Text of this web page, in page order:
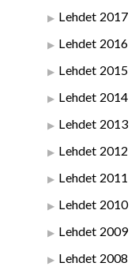
Lehdet 2017
Lehdet 2016
Lehdet 2015
Lehdet 2014
Lehdet 2013
Lehdet 2012
Lehdet 2011
Lehdet 2010
Lehdet 2009
Lehdet 2008